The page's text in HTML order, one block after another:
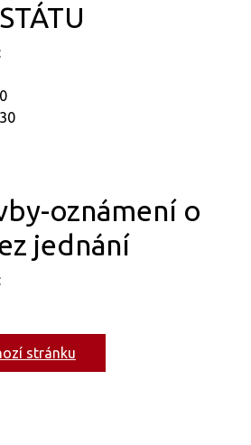
oznámení o
jednání
stránku